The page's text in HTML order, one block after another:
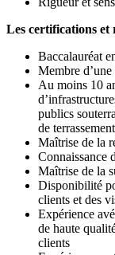
Les certifications et
Baccalauréat
Membre
Au moins 10
publics
de terrassement
Maîtrise de la
Connaissance
Maîtrise de la
Disponibilité
clients et des
Expérience
de haute
clients